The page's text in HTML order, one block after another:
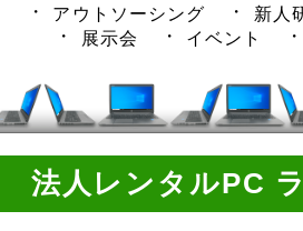
アウトソーシング
新人
展示会
イベント
法人レンタルPC